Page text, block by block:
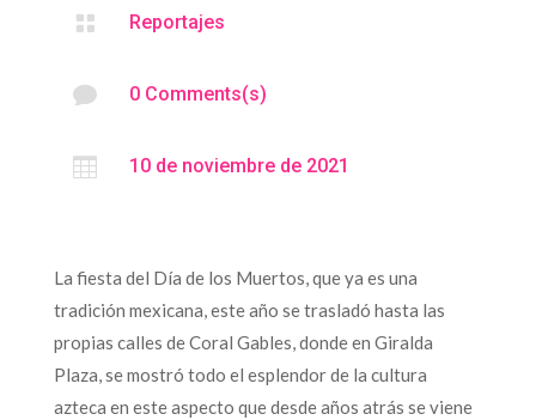
 Reportajes
 0 Comments(s)
 10 de noviembre de 2021
La fiesta del Día de los Muertos, que ya es una
tradición mexicana, este año se trasladó hasta las
propias calles de Coral Gables, donde en Giralda
Plaza, se mostró todo el esplendor de la cultura
azteca en este aspecto que desde años atrás se viene